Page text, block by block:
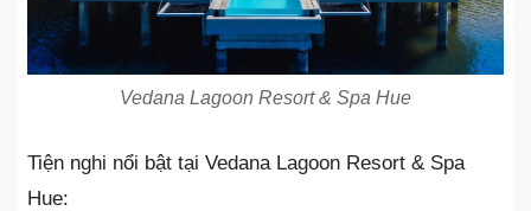
Vedana Lagoon Resort & Spa Hue
Tiện nghi nổi bật tại Vedana Lagoon Resort & Spa
Hue: